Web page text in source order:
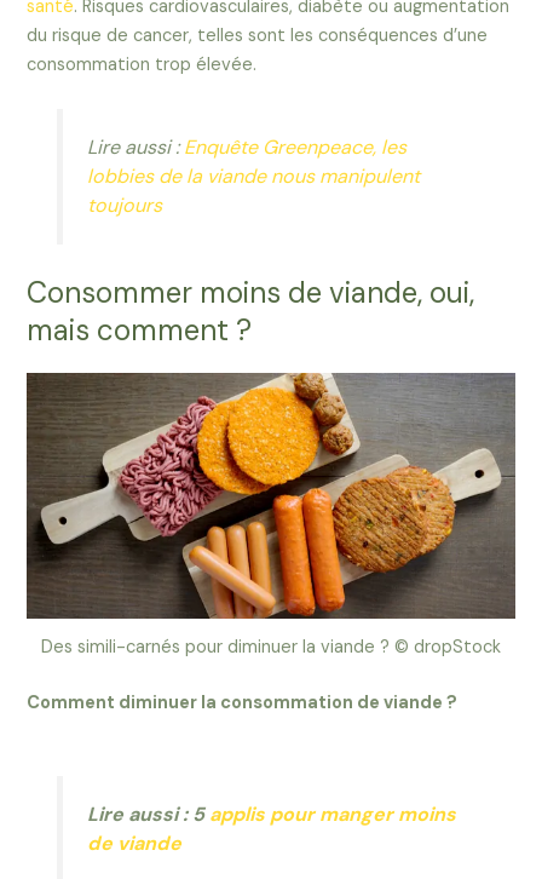
santé. Risques cardiovasculaires, diabète ou augmentation
du risque de cancer, telles sont les conséquences d’une
consommation trop élevée.
Lire aussi :Enquête Greenpeace, les
lobbies de la viande nous manipulent
toujours
Consommer moins de viande, oui,
mais comment ?
Des simili-carnés pour diminuer la viande ? © dropStock
Comment diminuer la consommation de viande ?
Lire aussi : 5applis pour manger moins
de viande